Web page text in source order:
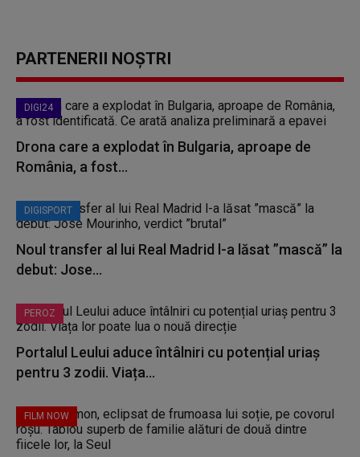
PARTENERII NOȘTRI
DIGI24
Drona care a explodat în Bulgaria, aproape de
România, a fost...
DIGISPORT
Noul transfer al lui Real Madrid l-a lăsat ”mască” la
debut: Jose...
PEROZ
Portalul Leului aduce întâlniri cu potențial uriaș
pentru 3 zodii. Viața...
FILM NOW